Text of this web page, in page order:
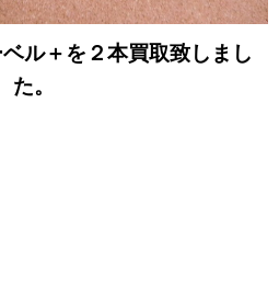
ル＋を２本買取致しまし
た。